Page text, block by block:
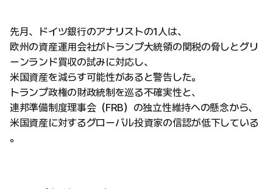
先月、ドイツ銀行のアナリストの1人は、
欧州の資産運用会社がトランプ大統領の関税の脅しとグリ
ーンランド買収の試みに対応し、
米国資産を減らす可能性があると警告した。
トランプ政権の財政統制を巡る不確実性と、
連邦準備制度理事会（FRB）の独立性維持への懸念から、
米国資産に対するグローバル投資家の信認が低下している
。